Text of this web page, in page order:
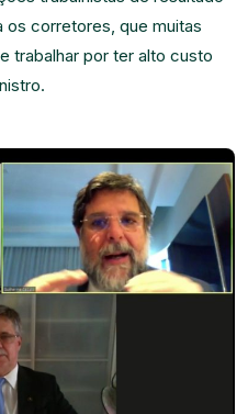
os corretores, que muitas
trabalhar por ter alto custo